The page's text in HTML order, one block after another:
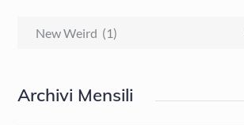
Categorie
Archivi Mensili